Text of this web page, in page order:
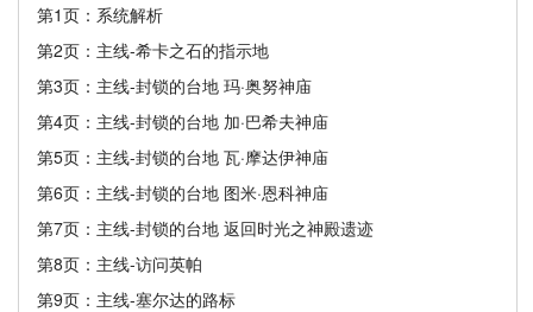
第1页：系统解析
第2页：主线-希卡之石的指示地
第3页：主线-封锁的台地 玛·奥努神庙
第4页：主线-封锁的台地 加·巴希夫神庙
第5页：主线-封锁的台地 瓦·摩达伊神庙
第6页：主线-封锁的台地 图米·恩科神庙
第7页：主线-封锁的台地 返回时光之神殿遗迹
第8页：主线-访问英帕
第9页：主线-塞尔达的路标